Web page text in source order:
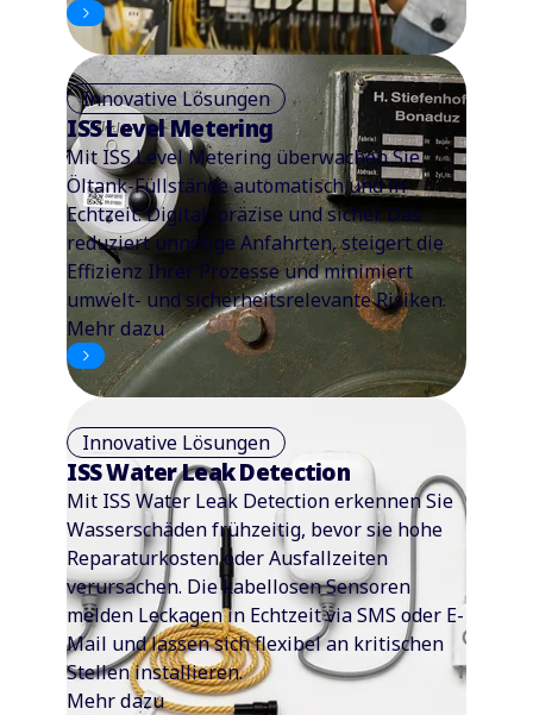
Innovative Lösungen
ISS Level Metering
Mit ISS Level Metering überwachen Sie
Öltank-Füllstände automatisch und in
Echtzeit. Digital, präzise und sicher. Das
reduziert unnötige Anfahrten, steigert die
Effizienz Ihrer Prozesse und minimiert
umwelt- und sicherheitsrelevante Risiken.
Mehr dazu
Innovative Lösungen
ISS Water Leak Detection
Mit ISS Water Leak Detection erkennen Sie
Wasserschäden frühzeitig, bevor sie hohe
Reparaturkosten oder Ausfallzeiten
verursachen. Die kabellosen Sensoren
melden Leckagen in Echtzeit via SMS oder E-
Mail und lassen sich flexibel an kritischen
Stellen installieren.
Mehr dazu